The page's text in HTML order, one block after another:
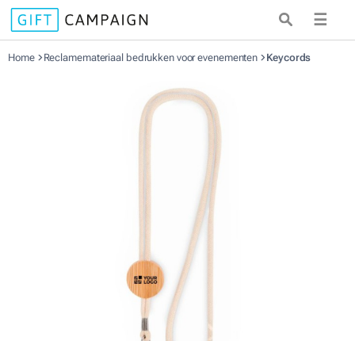
☰
Home Reclamemateriaal bedrukken voor evenementen Keycords